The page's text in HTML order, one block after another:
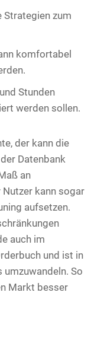
Strategien zum
komfortabel
Stunden
werden sollen.
der kann die
Datenbank
an
kann sogar
aufsetzen.
auch im
und ist in
umzuwandeln. So
Markt besser